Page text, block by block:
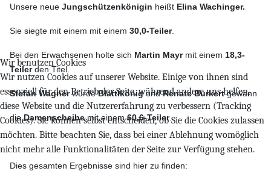
Unsere neue Jungschützenkönigin heißt Elina Wachinger.
Sie siegte mit einem mit einem 30,0-Teiler.
Bei den Erwachsenen holte sich Martin Mayrmit einem 18,3-
Teilerden Titel.
StefanWagnerwurdeBlattlkönigundRenateBurkertgewann
dieDamenscheibemit einem60,6-Teiler.
Dies gesamten Ergebnisse sind hier zu finden:
Wir benutzen Cookies
Wir nutzen Cookies auf unserer Website. Einige von ihnen sind
essenziell für den Betrieb der Seite, während andere uns helfen,
diese Website und die Nutzererfahrung zu verbessern (Tracking
Cookies). Sie können selbst entscheiden, ob Sie die Cookies zulassen
möchten. Bitte beachten Sie, dass bei einer Ablehnung womöglich
nicht mehr alle Funktionalitäten der Seite zur Verfügung stehen.